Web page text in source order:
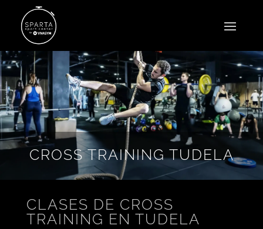
CROSS TRAINING TUDELA
CLASES DE CROSS
TRAINING EN TUDELA